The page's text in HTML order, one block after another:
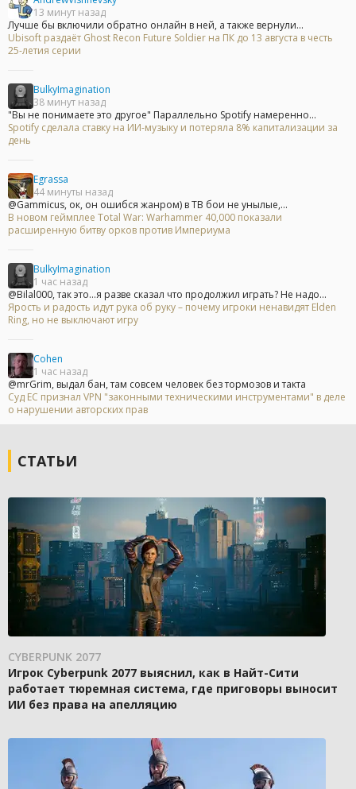
13 минут назад
Лучше бы включили обратно онлайн в ней, а также вернули...
Ubisoft раздаёт Ghost Recon Future Soldier на ПК до 13 августа в честь
25-летия серии
BulkyImagination
38 минут назад
"Вы не понимаете это другое" Параллельно Spotify намеренно...
Spotify сделала ставку на ИИ-музыку и потеряла 8% капитализации за
день
Egrassa
44 минуты назад
@Gammicus, ок, он ошибся жанром) в ТВ бои не унылые,...
В новом геймплее Total War: Warhammer 40,000 показали
расширенную битву орков против Империума
BulkyImagination
1 час назад
@Bilal000, так это...я разве сказал что продолжил играть? Не надо...
Ярость и радость идут рука об руку – почему игроки ненавидят Elden
Ring, но не выключают игру
Cohen
1 час назад
@mrGrim, выдал бан, там совсем человек без тормозов и такта
Суд ЕС признал VPN "законными техническими инструментами" в деле
о нарушении авторских прав
СТАТЬИ
CYBERPUNK 2077
Игрок Cyberpunk 2077 выяснил, как в Найт-Сити
работает тюремная система, где приговоры выносит
ИИ без права на апелляцию